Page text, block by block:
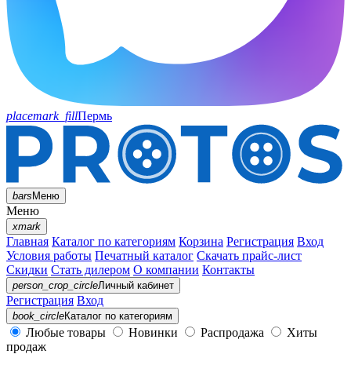
placemark_fillПермь
barsМеню
Меню
xmark
Главная Каталог по категориям Корзина Регистрация Вход
Условия работы Печатный каталог Скачать прайс-лист
Скидки Стать дилером О компании Контакты
person_crop_circleЛичный кабинет
Регистрация Вход
book_circleКаталог по категориям
Любые товары Новинки Распродажа
Хиты
продаж